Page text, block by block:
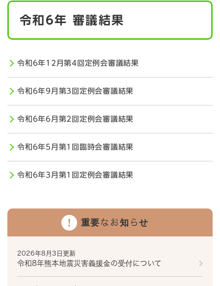
本
令和6年 審議結果
令和6年12月第4回定例会審議結果
令和6年9月第3回定例会審議結果
令和6年6月第2回定例会審議結果
令和6年5月第1回臨時会審議結果
令和6年3月第1回定例会審議結果
重要なお知らせ
2026年8月3日更新
令和8年熊本地震災害義援金の受付について